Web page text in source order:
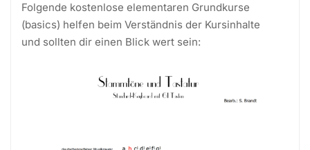
Folgende kostenlose elementaren Grundkurse
(basics) helfen beim Verständnis der Kursinhalte
und sollten dir einen Blick wert sein: